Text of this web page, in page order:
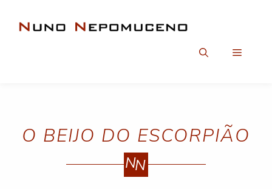
para
Menu
O BEIJO DO ESCORPIÃO
NN